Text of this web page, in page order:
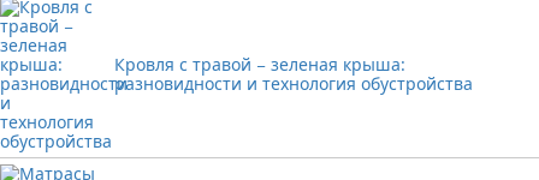
Кровля с травой − зеленая крыша:
разновидности и технология обустройства